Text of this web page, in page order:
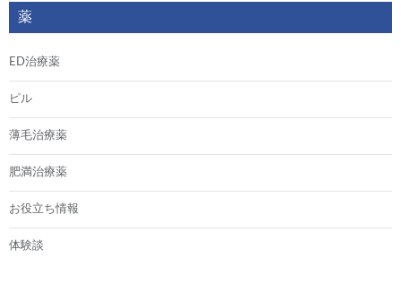
薬
ED治療薬
ピル
薄毛治療薬
肥満治療薬
お役立ち情報
体験談